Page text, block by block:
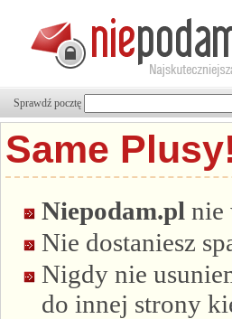
Sprawdź pocztę
Same
Niepodam.pl nie
Nie dostaniesz
Nigdy nie
do innej strony